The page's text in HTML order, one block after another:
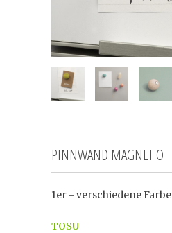
PINNWAND MAGNET O
1er - verschiedene
TOSU